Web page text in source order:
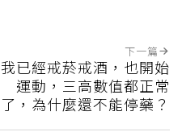
下一篇
我已經戒菸戒酒，也開始
運動，三高數值都正常
了，為什麼還不能停藥？